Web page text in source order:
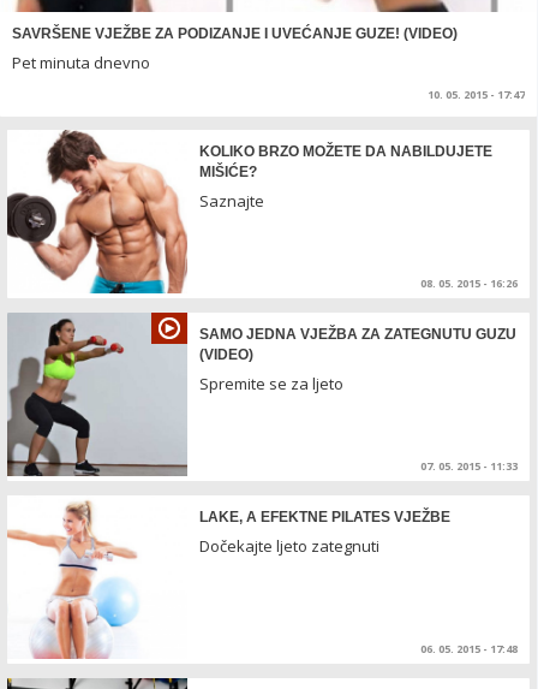
SAVRŠENE VJEŽBE ZA PODIZANJE I UVEĆANJE GUZE! (VIDEO)
Pet minuta dnevno
10. 05. 2015 - 17:47
KOLIKO BRZO MOŽETE DA NABILDUJETE
MIŠIĆE?
Saznajte
08. 05. 2015 - 16:26
SAMO JEDNA VJEŽBA ZA ZATEGNUTU GUZU
(VIDEO)
Spremite se za ljeto
07. 05. 2015 - 11:33
LAKE, A EFEKTNE PILATES VJEŽBE
Dočekajte ljeto zategnuti
06. 05. 2015 - 17:48